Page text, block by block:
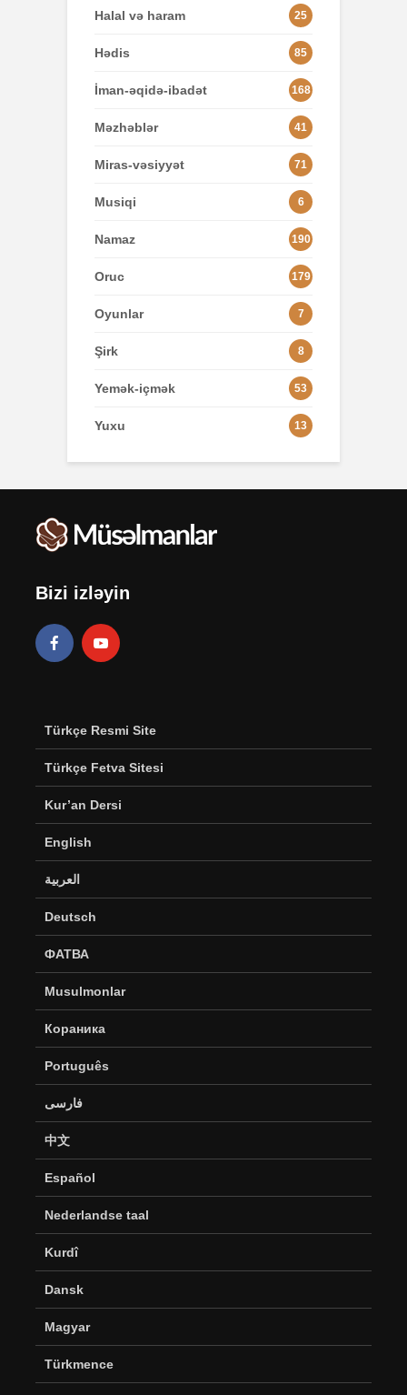
Halal və haram 25
Hədis 85
İman-əqidə-ibadət 168
Məzhəblər 41
Miras-vəsiyyət 71
Musiqi 6
Namaz 190
Oruc 179
Oyunlar 7
Şirk 8
Yemək-içmək 53
Yuxu 13
Bizi izləyin
Türkçe Resmi Site
Türkçe Fetva Sitesi
Kur’an Dersi
English
العربية
Deutsch
ФАТВА
Musulmonlar
Кораника
Português
فارسی
中文
Español
Nederlandse taal
Kurdî
Dansk
Magyar
Türkmence